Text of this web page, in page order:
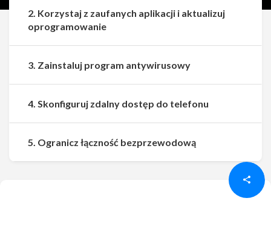
Udostępnij Udostępnij
2. Korzystaj z zaufanych aplikacji i aktualizuj
oprogramowanie
3. Zainstaluj program antywirusowy
4. Skonfiguruj zdalny dostęp do telefonu
5. Ogranicz łączność bezprzewodową